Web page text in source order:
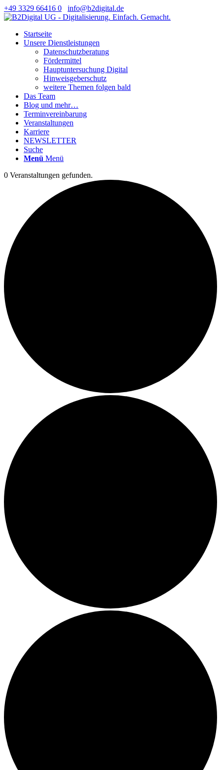
+49 3329 66416 0 info@b2digital.de
Startseite
Unsere Dienstleistungen
Datenschutzberatung
Fördermittel
Hauptuntersuchung Digital
Hinweisgeberschutz
weitere Themen folgen bald
Das Team
Blog und mehr…
Terminvereinbarung
Veranstaltungen
Karriere
NEWSLETTER
Suche
Menü Menü
0 Veranstaltungen gefunden.